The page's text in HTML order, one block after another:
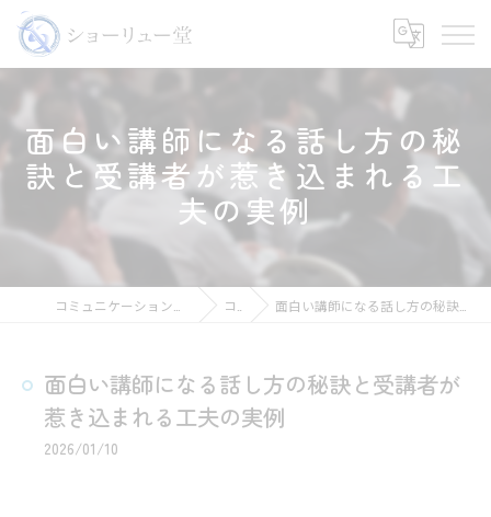
面白い講師になる話し方の秘
訣と受講者が惹き込まれる工
夫の実例
コラム 面白い講師になる話し方の秘訣と受講者が惹き込まれる工夫の実例
面白い講師になる話し方の秘訣と受講者が
惹き込まれる工夫の実例
2026/01/10